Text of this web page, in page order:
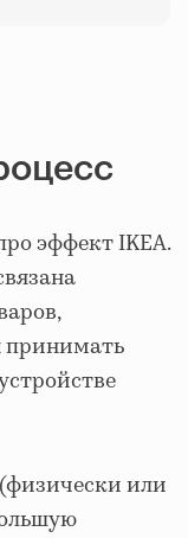
эффект IKEA.
принимать
или